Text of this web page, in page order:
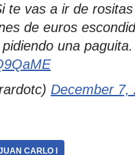
te vas a ir de
de euros
una
December 7,
CARLO I